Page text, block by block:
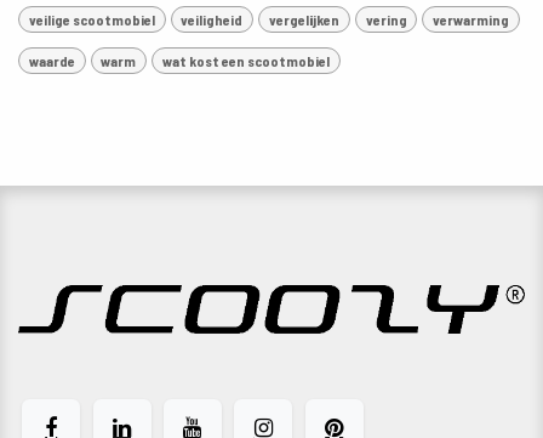
veilige scootmobiel veiligheid vergelijken vering verwarming
waarde warm wat kost een scootmobiel